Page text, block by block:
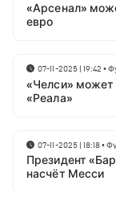
«Арсенал»
евро
07-11-2025 | 19:42 •
«Челси» может
«Реала»
07-11-2025 | 18:18•
Президент
насчёт Месси